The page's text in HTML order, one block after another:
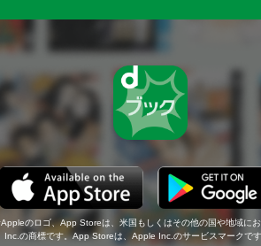
Appleのロゴ、App Storeは、米国もしくはその他の国や地域に
Inc.の商標です。App Storeは、Apple Inc.のサービスマークです